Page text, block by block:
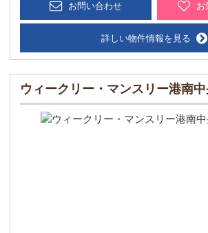
お問い合わせ お
詳しい物件情報を見る
ウィークリー・マンスリー港南